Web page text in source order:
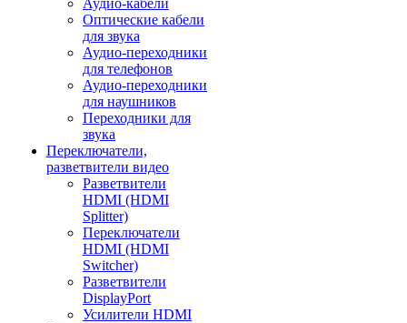
Аудио-кабели
Оптические кабели
для звука
Аудио-переходники
для телефонов
Аудио-переходники
для наушников
Переходники для
звука
Переключатели,
разветвители видео
Разветвители
HDMI (HDMI
Splitter)
Переключатели
HDMI (HDMI
Switcher)
Разветвители
DisplayPort
Усилители HDMI